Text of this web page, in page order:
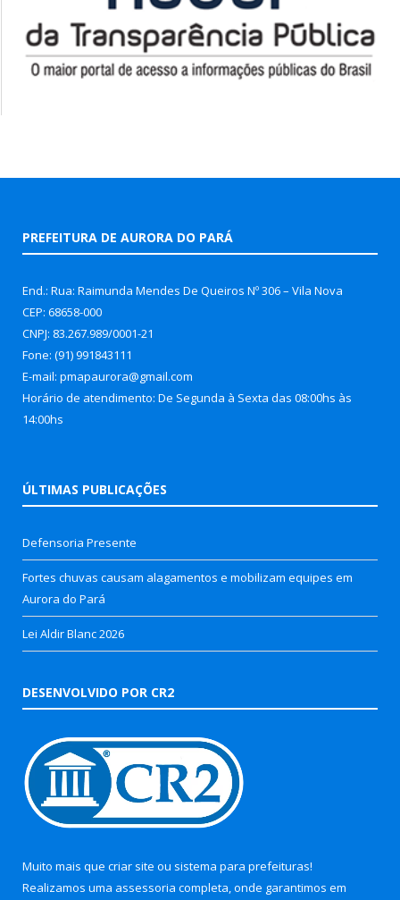
PREFEITURA DE AURORA DO PARÁ
End.: Rua: Raimunda Mendes De Queiros Nº 306 – Vila Nova
CEP: 68658-000
CNPJ: 83.267.989/0001-21
Fone: (91) 991843111
E-mail: pmapaurora@gmail.com
Horário de atendimento: De Segunda à Sexta das 08:00hs às
14:00hs
ÚLTIMAS PUBLICAÇÕES
Defensoria Presente
Fortes chuvas causam alagamentos e mobilizam equipes em
Aurora do Pará
Lei Aldir Blanc 2026
DESENVOLVIDO POR CR2
Muito mais que criar site ou sistema para prefeituras!
Realizamos uma assessoria completa, onde garantimos em